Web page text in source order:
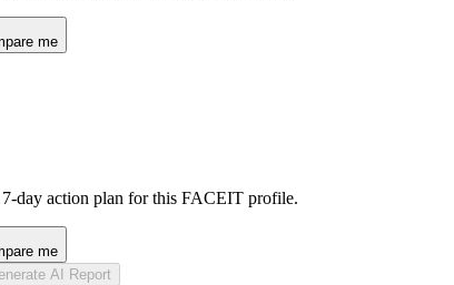
me
7-day action plan for this FACEIT profile.
me
AI Report